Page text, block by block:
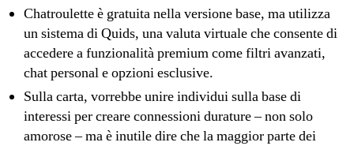
Chatroulette è gratuita nella versione base, ma utilizza
un sistema di Quids, una valuta virtuale che consente di
accedere a funzionalità premium come filtri avanzati,
chat personal e opzioni esclusive.
Sulla carta, vorrebbe unire individui sulla base di
interessi per creare connessioni durature – non solo
amorose – ma è inutile dire che la maggior parte dei